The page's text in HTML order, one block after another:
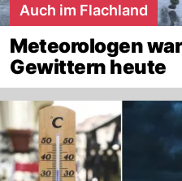
Auch im Flachland
Meteorologen
Gewittern heute